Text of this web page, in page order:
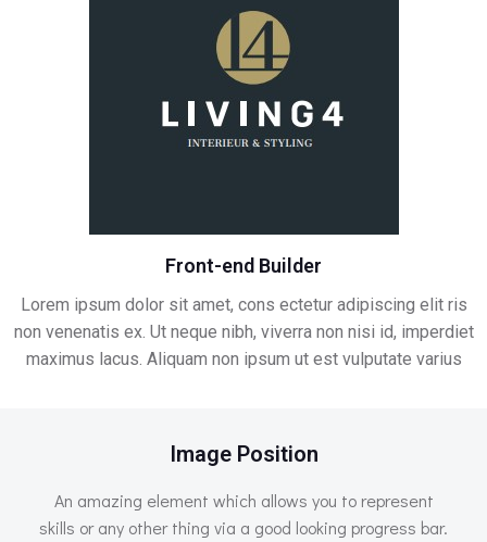
Front-end Builder
Lorem ipsum dolor sit amet, cons ectetur adipiscing elit ris
non venenatis ex. Ut neque nibh, viverra non nisi id, imperdiet
maximus lacus. Aliquam non ipsum ut est vulputate varius
Image Position
An amazing element which allows you to represent
skills or any other thing via a good looking progress bar.